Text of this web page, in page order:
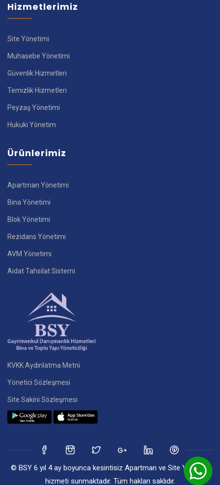
Hizmetlerimiz
Site Yönetimi
Muhasebe Yönetimi
Güvenlik Hizmetleri
Temizlik Hizmetleri
Peyzaş Yönetimi
Hukuki Yönetim
Ürünlerimiz
Apartman Yönetimi
Bina Yönetimi
Blok Yönetimi
Rezidans Yönetimi
AVM Yönetimi
Aidat Tahsilat Sistemi
KVKK Aydınlatma Metni
Yönetici Sözleşmesi
Site Sakini Sözleşmesi
© BSY 6 yıl 4 ay boyunca kesintisiz Apartman ve Site Yönetim
hizmeti sunmaktadır. Tüm hakları saklıdır.